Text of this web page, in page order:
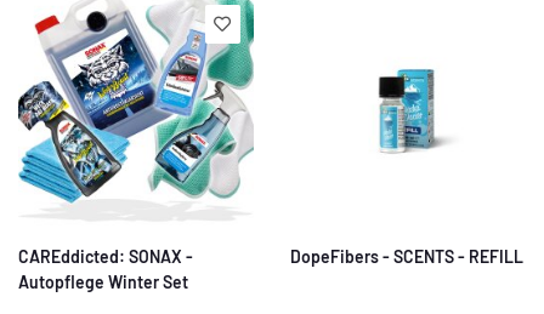
CAREddicted: SONAX -
Autopflege Winter Set
DopeFibers - SCENTS - REFILL